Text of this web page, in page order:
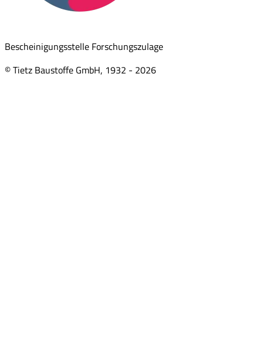
Bescheinigungsstelle Forschungszulage
© Tietz Baustoffe GmbH, 1932 - 2026